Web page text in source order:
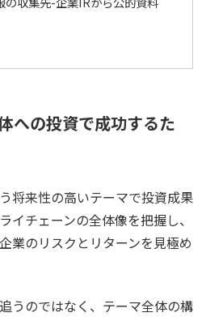
への投資で成功するた
将来性の高いテーマで投資成果
イチェーンの全体像を把握し、
業のリスクとリターンを見極め
うのではなく、テーマ全体の構